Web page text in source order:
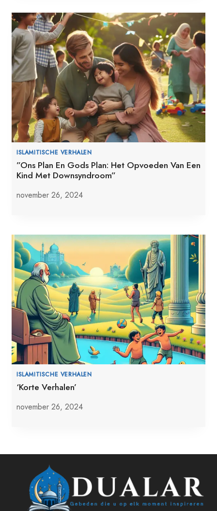
ISLAMITISCHE VERHALEN
”Ons Plan En Gods Plan: Het Opvoeden Van Een
Kind Met Downsyndroom”
november 26, 2024
ISLAMITISCHE VERHALEN
‘Korte Verhalen’
november 26, 2024